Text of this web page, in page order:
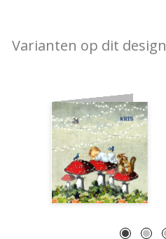
Varianten op dit design